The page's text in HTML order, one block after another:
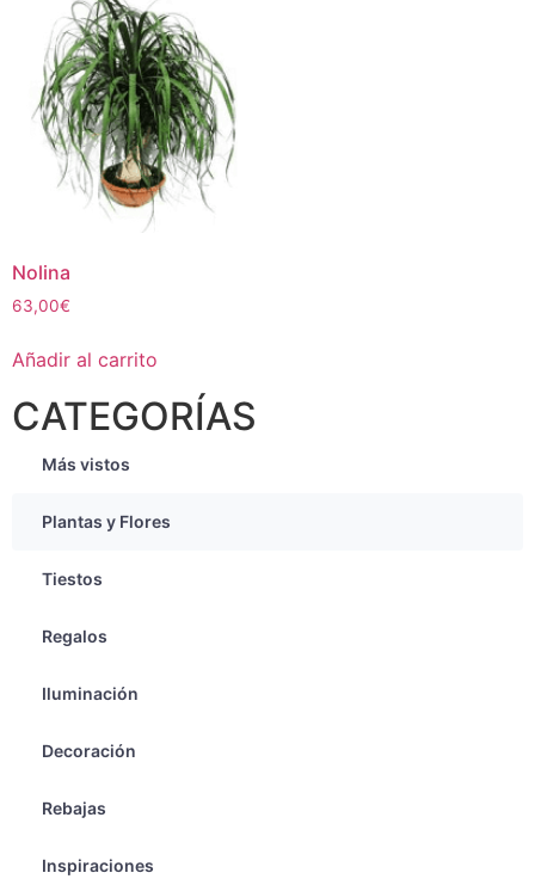
CATEGORÍAS
Más vistos
Plantas y Flores
Tiestos
Regalos
Iluminación
Decoración
Rebajas
Inspiraciones
Nolina
63,00€
Añadir al carrito